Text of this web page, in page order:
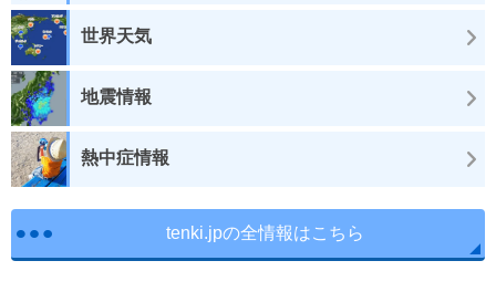
世界天気
地震情報
熱中症情報
tenki.jpの全情報はこちら